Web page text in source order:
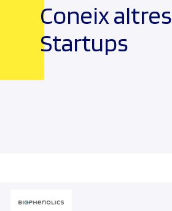
Coneix altres
Startups